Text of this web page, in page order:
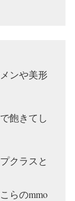
ンや美形
飽きてし
クラスと
らのmmo